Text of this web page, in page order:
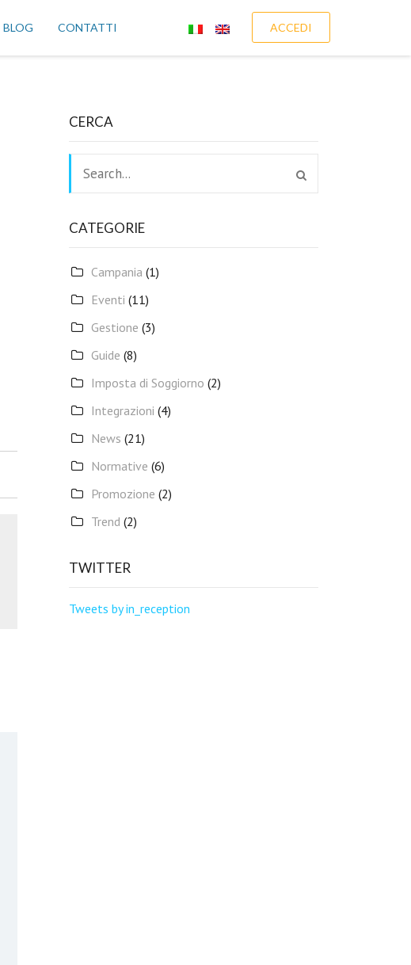
BLOG CONTATTI ACCEDI
CERCA
CATEGORIE
Campania (1)
Eventi (11)
Gestione (3)
Guide (8)
Imposta di Soggiorno (2)
Integrazioni (4)
News (21)
Normative (6)
Promozione (2)
Trend (2)
TWITTER
Tweets by in_reception